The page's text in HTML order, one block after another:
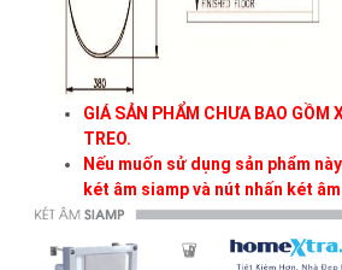
GIÁ SẢN PHẨM CHƯA BAO GỒM
TREO.
Nếu muốn sử dụng sản phẩm
két âm siamp và nút nhấn két